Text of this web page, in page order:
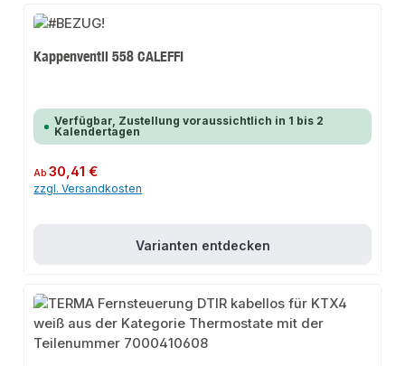
Kappenventil 558 CALEFFI
Verfügbar, Zustellung voraussichtlich in 1 bis 2
Kalendertagen
Regulärer Preis:
Ab30,41 €
zzgl. Versandkosten
Varianten entdecken